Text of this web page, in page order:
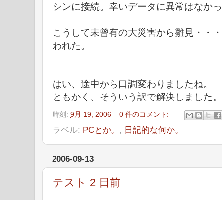
シンに接続。幸いデータに異常はなか
こうして未曾有の大災害から雛見・・
われた。
はい、途中から口調変わりましたね。
ともかく、そういう訳で解決しました
時刻: 9月 19, 2006 0 件のコメント:
ラベル: PCとか。 , 日記的な何か。
2006-09-13
テスト 2 日前